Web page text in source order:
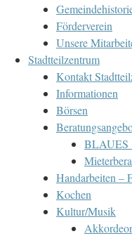
Förderverein
Unsere
Stadtteilzentrum
Kontakt
Informationen
Börsen
BLAUES
Handarbeiten –
Kochen
Kultur/Musik